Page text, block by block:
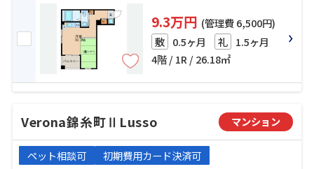
9.3万円 (管理費 6,500円)
敷 0.5ヶ月 礼 1.5ヶ月
4階 / 1R / 26.18㎡
Verona錦糸町ⅡLusso マンション
ペット相談可 初期費用カード決済可